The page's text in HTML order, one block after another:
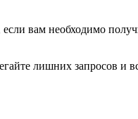
вам необходимо
лишних запросов и